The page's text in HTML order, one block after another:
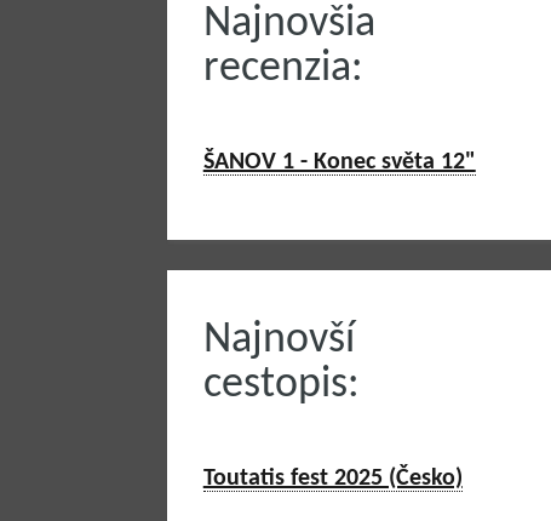
Najnovšia
recenzia:
ŠANOV 1 - Konec světa 12"
Najnovší
cestopis:
Toutatis fest 2025 (Česko)